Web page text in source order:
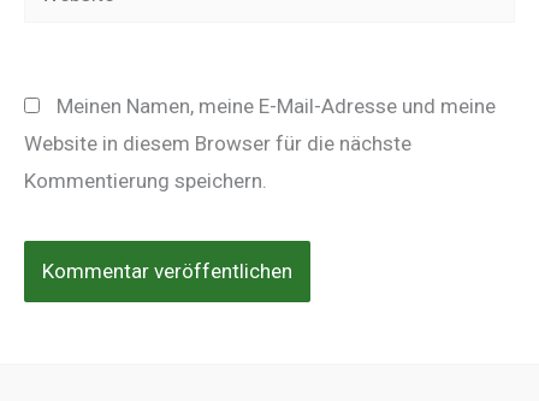
Meinen Namen, meine E-Mail-Adresse und meine
Website in diesem Browser für die nächste
Kommentierung speichern.